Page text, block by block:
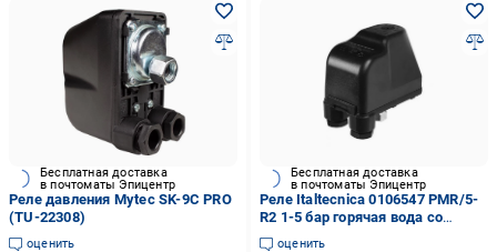
Бесплатная доставка
в почтоматы Эпицентр
Реле давления Mytec SK-9C PRO
(TU-22308)
оценить
Бесплатная доставка
в почтоматы Эпицентр
Реле Italtecnica 0106547 РМR/5-
R2 1-5 бар горячая вода со
шкалой 110С (AKD50022)
оценить